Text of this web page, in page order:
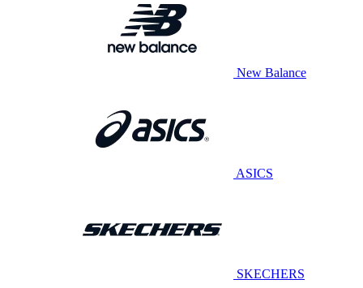
New Balance
ASICS
SKECHERS